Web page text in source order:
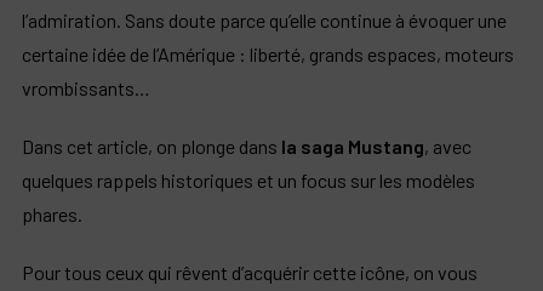
l’admiration. Sans doute parce qu’elle continue à évoquer une
certaine idée de l’Amérique : liberté, grands espaces, moteurs
vrombissants…
Dans cet article, on plonge dans la saga Mustang, avec
quelques rappels historiques et un focus sur les modèles
phares.
Pour tous ceux qui rêvent d’acquérir cette icône, on vous